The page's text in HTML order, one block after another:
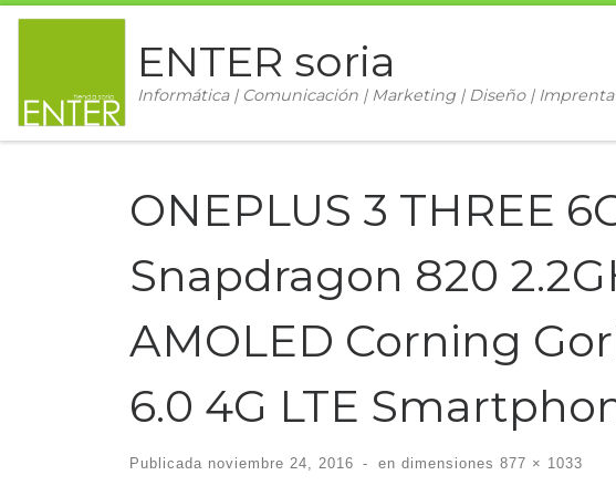
ENTER soria
Informática | Comunicación | Marketing | Diseño |
ONEPLUS 3 THREE
Snapdragon 820
AMOLED Corning
6.0 4G LTE
Publicada noviembre 24, 2016 - en dimensiones 877 × 1033